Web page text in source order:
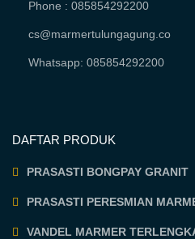
Phone : 085854292200
cs@marmertulungagung.co
Whatsapp: 085854292200
DAFTAR PRODUK
PRASASTI BONGPAY GRANIT
PRASASTI PERESMIAN
VANDEL MARMER